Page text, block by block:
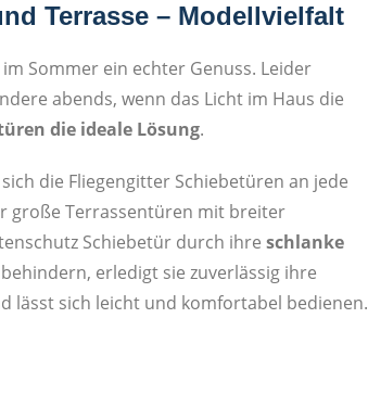
Terrasse – Modellvielfalt
Sommer ein echter Genuss. Leider
abends, wenn das Licht im Haus die
die ideale Lösung.
die Fliegengitter Schiebetüren an jede
große Terrassentüren mit breiter
Schiebetür durch ihre schlanke
erledigt sie zuverlässig ihre
lässt sich leicht und komfortabel bedienen.